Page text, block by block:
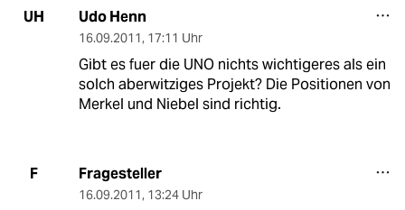
UH Udo Henn
16.09.2011, 17:11 Uhr
Gibt es fuer die UNO nichts wichtigeres als ein
solch aberwitziges Projekt? Die Positionen von
Merkel und Niebel sind richtig.
F Fragesteller
16.09.2011, 13:24 Uhr